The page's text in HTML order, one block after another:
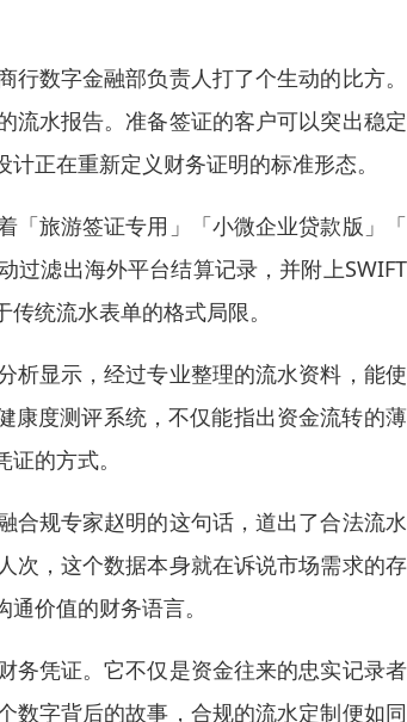
行数字金融部负责人打了个生动的比方
流水报告。准备签证的客户可以突出稳
正在重新定义财务证明的标准形态。
「旅游签证专用」「小微企业贷款版」
过滤出海外平台结算记录，并附上
统流水表单的格式局限。
析显示，经过专业整理的流水资料，能
康度测评系统，不仅能指出资金流转的
的方式。
合规专家赵明的这句话，道出了合法流
次，这个数据本身就在诉说市场需求的
价值的财务语言。
务凭证。它不仅是资金往来的忠实记录
数字背后的故事，合规的流水定制便如